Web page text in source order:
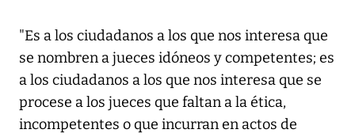
"Es a los ciudadanos a los que nos interesa que
se nombren a jueces idóneos y competentes; es
a los ciudadanos a los que nos interesa que se
procese a los jueces que faltan a la ética,
incompetentes o que incurran en actos de